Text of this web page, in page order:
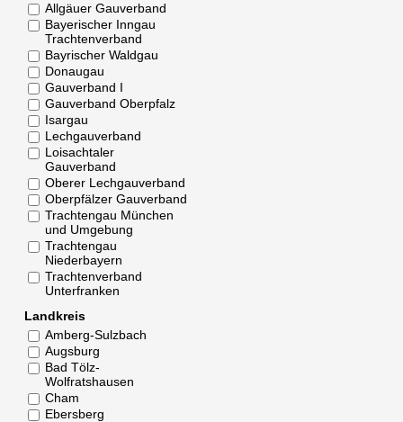
Allgäuer Gauverband
Bayerischer Inngau
Trachtenverband
Bayrischer Waldgau
Donaugau
Gauverband I
Gauverband Oberpfalz
Isargau
Lechgauverband
Loisachtaler
Gauverband
Oberer Lechgauverband
Oberpfälzer Gauverband
Trachtengau München
und Umgebung
Trachtengau
Niederbayern
Trachtenverband
Unterfranken
Landkreis
Amberg-Sulzbach
Augsburg
Bad Tölz-
Wolfratshausen
Cham
Ebersberg